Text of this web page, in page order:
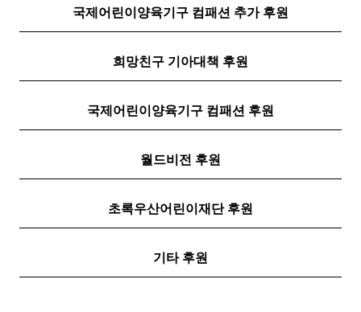
국제어린이양육기구 컴패션 추가 후원
희망친구 기아대책 후원
국제어린이양육기구 컴패션 후원
월드비전 후원
초록우산어린이재단 후원
기타 후원